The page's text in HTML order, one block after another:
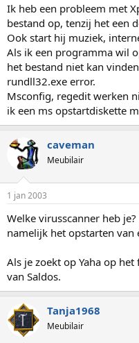
a
r
t
e
r
Ik heb een probleem met
bestand op, tenzij het een
Ook start hij muziek,
Als ik een programma wil
het bestand niet kan
rundll32.exe error.
Msconfig, regedit werken
ik een ms opstartdiskette
caveman
Meubilair
1 jan 2003
Welke virusscanner heb
namelijk het opstarten van
Als je zoekt op Yaha op
van Saldos.
Tanja1968
Meubilair